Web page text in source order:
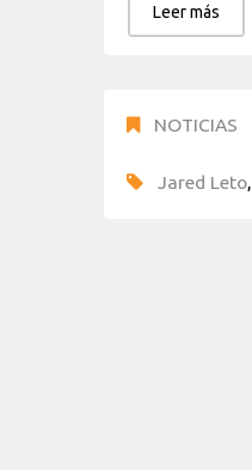
Leer más
NOTICIAS
Jared Leto,